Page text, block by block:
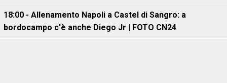
18:00 - Allenamento Napoli a Castel di Sangro: a
bordocampo c'è anche Diego Jr | FOTO CN24